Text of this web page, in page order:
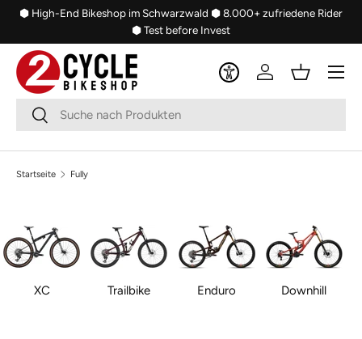
⬢ High-End Bikeshop im Schwarzwald ⬢ 8.000+ zufriedene Rider
⬢ Test before Invest
SuchenSuchen
Einloggen
Menü
Startseite Fully
XC Trailbike Enduro Downhill